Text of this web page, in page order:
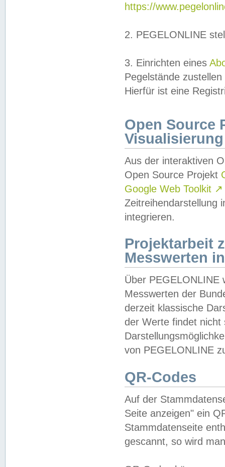
https://
2. PEGELONLINE
3. Einrichten eines
Pegelstände
Hierfür ist eine
Open Source
Visualisierung
Aus der interaktiven
Open Source Projekt
Google Web Toolkit ↗
Zeitreihendarstellung
integrieren.
Projektarbeit
Messwerten
Über PEGELONLINE
Messwerten der
derzeit klassische
der Werte findet
von PEGELONLINE
QR-Codes
Auf der
Seite anzeigen" ein
Stammdatenseite
gescannt, so wird